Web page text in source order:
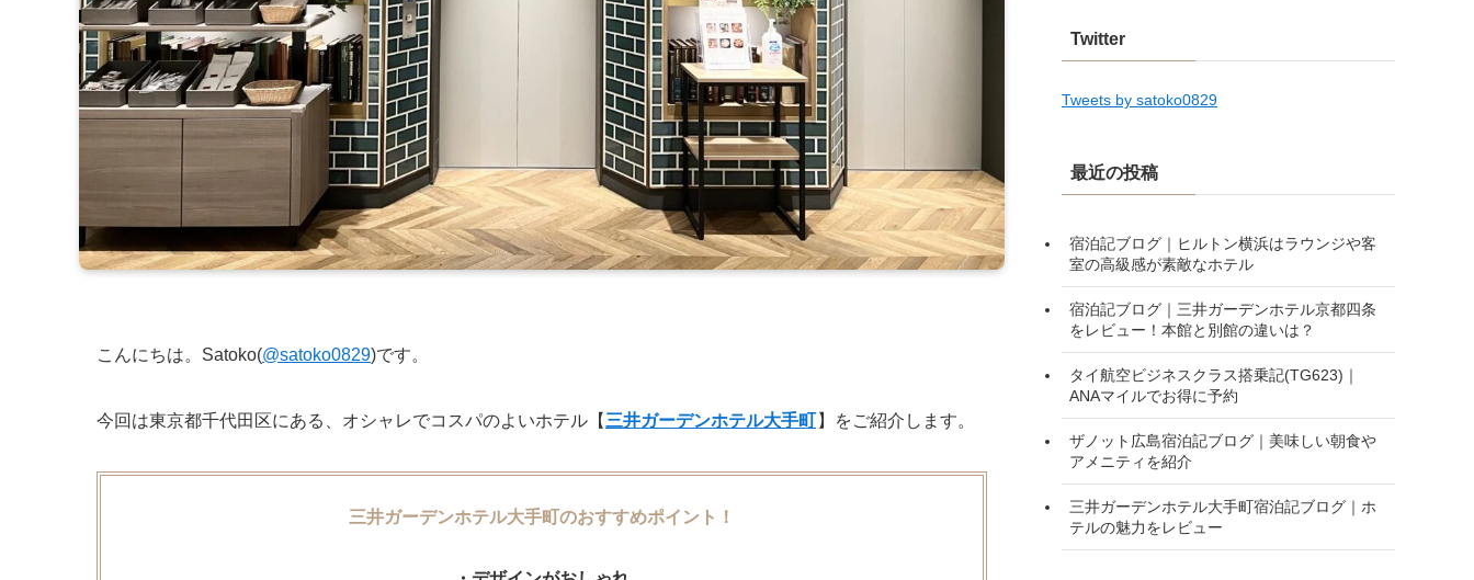
こんにちは。Satoko(@satoko0829)です。
今回は東京都千代田区にある、オシャレでコスパのよいホテル【 三井ガーデンホテル大手町 】をご紹介します。
三井ガーデンホテル大手町のおすすめポイント！
Twitter
Tweets by satoko0829
最近の投稿
宿泊記ブログ｜ヒルトン横浜はラウンジや客
室の高級感が素敵なホテル
宿泊記ブログ｜三井ガーデンホテル京都四条
をレビュー！本館と別館の違いは？
タイ航空ビジネスクラス搭乗記(TG623)｜
ANAマイルでお得に予約
ザノット広島宿泊記ブログ｜美味しい朝食や
アメニティを紹介
三井ガーデンホテル大手町宿泊記ブログ｜ホ
テルの魅力をレビュー